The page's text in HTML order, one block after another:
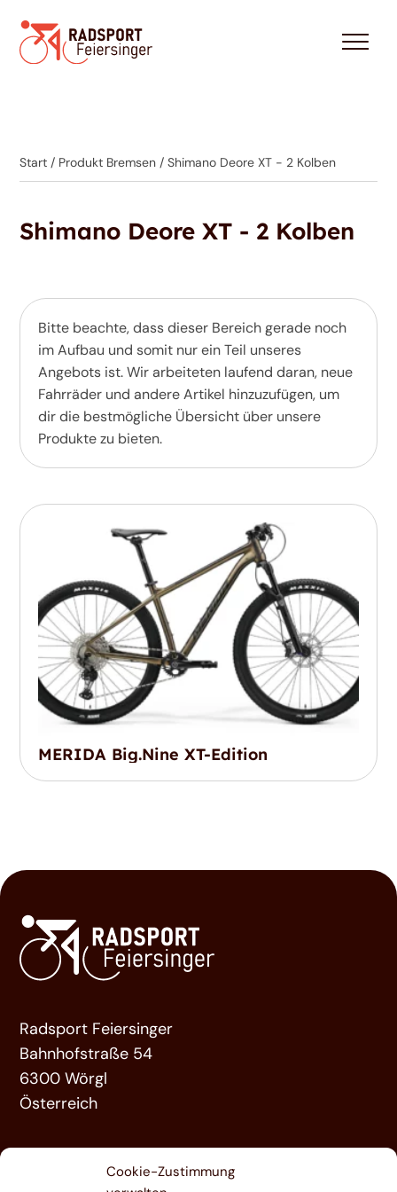
Cookie-Zustimmung
Start / Produkt Bremsen / Shimano Deore XT - 2 Kolben
Shimano Deore XT - 2 Kolben
Bitte beachte, dass dieser Bereich gerade noch
im Aufbau und somit nur ein Teil unseres
Angebots ist. Wir arbeiteten laufend daran, neue
Fahrräder und andere Artikel hinzuzufügen, um
dir die bestmögliche Übersicht über unsere
Produkte zu bieten.
MERIDA Big.Nine XT-Edition
Radsport Feiersinger
Bahnhofstraße 54
6300 Wörgl
Österreich
LEISTUNGEN